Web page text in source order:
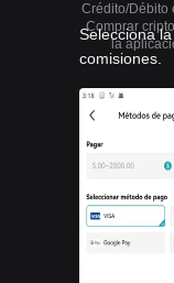
Crédito/Débito
Comprar
la
Selecciona
comisiones.